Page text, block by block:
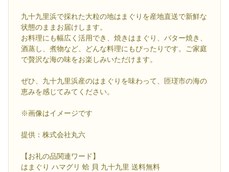
九十九里浜で採れた大粒の地はまぐりを産地直送で新鮮な
状態のままお届けします。
お料理にも幅広く活用でき、焼きはまぐり、バター焼き、
酒蒸し、煮物など、どんな料理にもぴったりです。ご家庭
で贅沢な海の味をお楽しみいただけます。
ぜひ、九十九里浜産のはまぐりを味わって、匝瑳市の海の
恵みを感じてみてください。
※画像はイメージです
提供：株式会社丸六
【お礼の品関連ワード】
はまぐり ハマグリ 蛤 貝 九十九里 送料無料